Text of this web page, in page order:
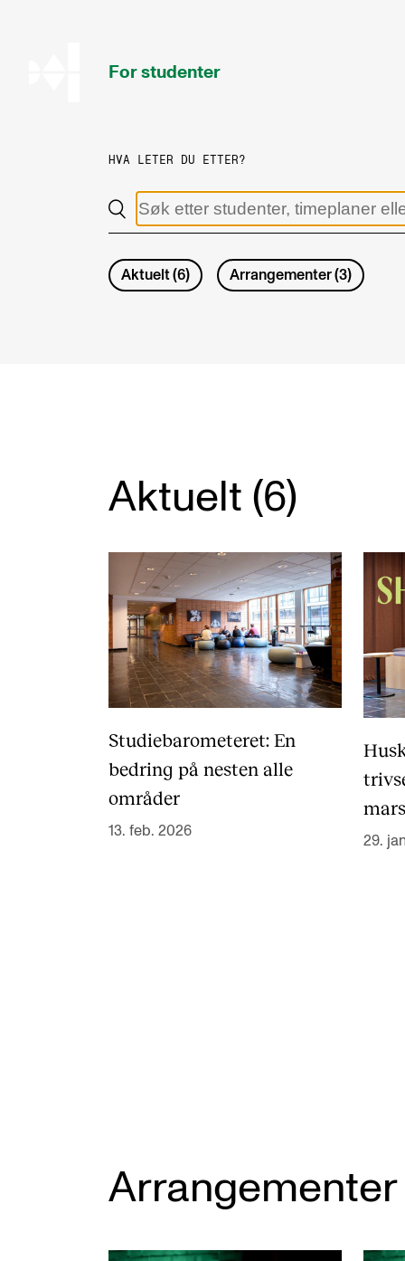
For studenter
STUDIENE
Eksamen, arbeidskrav og vitnemål
Studieplaner og emner
Læringsressurser
Si ifra!
Betalte spilleoppdrag
Utveksling og reiser
Velferd og helse
Mangfold og likestilling
HVA LETER DU ETTER?
Aktuelt(6) Arrangementer(3)
Aktuelt (6)
Studiebarometeret: En
bedring på nesten alle
områder
13. feb. 2026
mars
29.
Arrangementer